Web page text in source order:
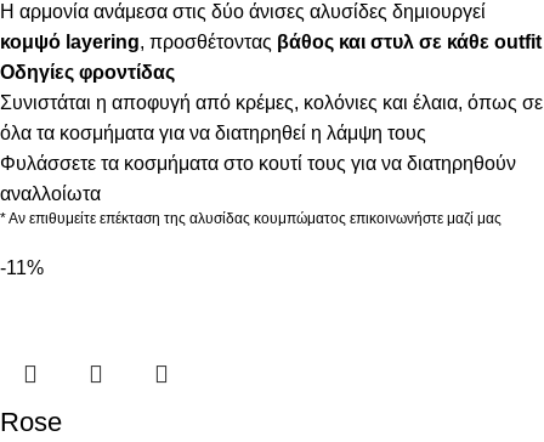
Η αρμονία ανάμεσα στις δύο άνισες αλυσίδες δημιουργεί
κομψό layering, προσθέτοντας βάθος και στυλ σε κάθε outfit
Οδηγίες φροντίδας
Συνιστάται η αποφυγή από κρέμες, κολόνιες και έλαια, όπως σε
όλα τα κοσμήματα για να διατηρηθεί η λάμψη τους
Φυλάσσετε τα κοσμήματα στο κουτί τους για να διατηρηθούν
αναλλοίωτα
* Αν επιθυμείτε επέκταση της αλυσίδας κουμπώματος επικοινωνήστε μαζί μας
-11%
Rose